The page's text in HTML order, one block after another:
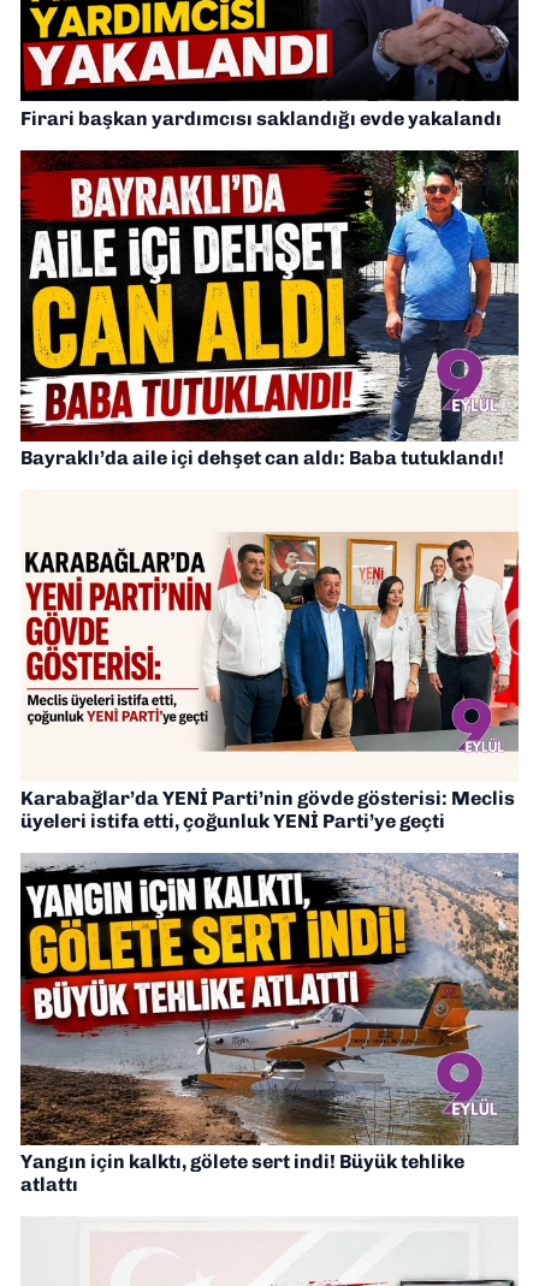
Firari başkan yardımcısı saklandığı evde yakalandı
Bayraklı’da aile içi dehşet can aldı: Baba tutuklandı!
Karabağlar’da YENİ Parti’nin gövde gösterisi: Meclis
üyeleri istifa etti, çoğunluk YENİ Parti’ye geçti
Yangın için kalktı, gölete sert indi! Büyük tehlike
atlattı